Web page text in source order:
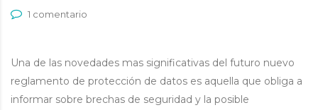
1 comentario
Una de las novedades mas significativas del futuro nuevo
reglamento de protección de datos es aquella que obliga a
informar sobre brechas de seguridad y la posible